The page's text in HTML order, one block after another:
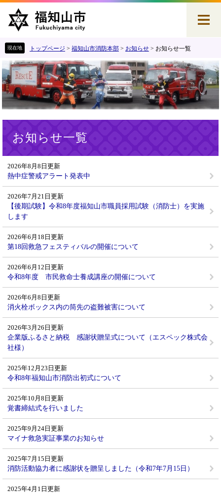
で
す
。
ば
し
て
本
文
へ
トップページ > 福知山市消防本部 > お知らせ > お知らせ一覧
お知らせ一覧
2026年8月8日更新
熱中症警戒アラート発表中
2026年7月21日更新
【後期試験】令和8年度福知山市職員採用試験（消防士）を実施
します
2026年6月18日更新
第18回救急フェスティバルの開催について
2026年6月12日更新
令和8年度 市民救命士養成講座の開催について
2026年6月8日更新
消火栓ボックス内の筒先の盗難被害について
2026年3月26日更新
企業版ふるさと納税 感謝状贈呈式について（エスペック株式会
社様）
2025年12月23日更新
令和8年福知山市消防出初式について
2025年10月8日更新
覚書締結式を行いました
2025年9月24日更新
マイナ救急実証事業のお知らせ
2025年7月15日更新
消防活動協力者に感謝状を贈呈しました（令和7年7月15日）
2025年4月1日更新